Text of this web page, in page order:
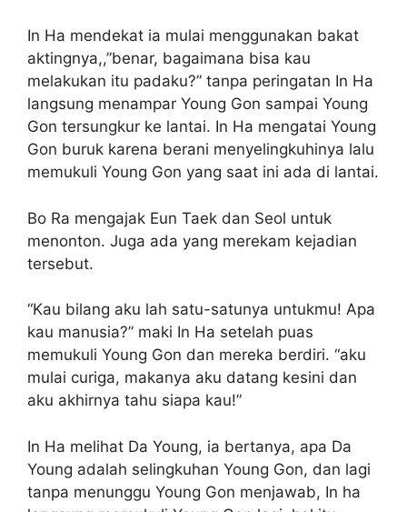
In Ha mendekat ia mulai menggunakan bakat
aktingnya,,”benar, bagaimana bisa kau
melakukan itu padaku?” tanpa peringatan In Ha
langsung menampar Young Gon sampai Young
Gon tersungkur ke lantai. In Ha mengatai Young
Gon buruk karena berani menyelingkuhinya lalu
memukuli Young Gon yang saat ini ada di lantai.
Bo Ra mengajak Eun Taek dan Seol untuk
menonton. Juga ada yang merekam kejadian
tersebut.
“Kau bilang aku lah satu-satunya untukmu! Apa
kau manusia?” maki In Ha setelah puas
memukuli Young Gon dan mereka berdiri. “aku
mulai curiga, makanya aku datang kesini dan
aku akhirnya tahu siapa kau!”
In Ha melihat Da Young, ia bertanya, apa Da
Young adalah selingkuhan Young Gon, dan lagi
tanpa menunggu Young Gon menjawab, In ha